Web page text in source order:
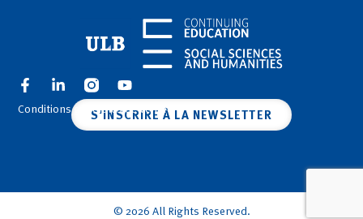
S'INSCRIRE À LA NEWSLETTER
Conditions générales de vente
© 2026 All Rights Reserved.